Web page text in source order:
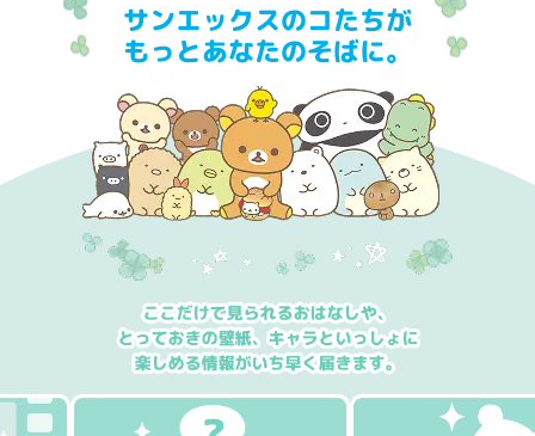
サンエックスのコたちが
もっとあなたのそばに。